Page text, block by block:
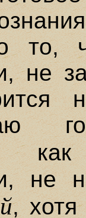
то,
не
как
не
, хотя